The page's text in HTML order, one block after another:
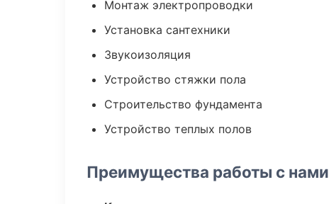
Монтаж электропроводки
Установка сантехники
Звукоизоляция
Устройство стяжки пола
Строительство фундамента
Устройство теплых полов
Преимущества работы с нами